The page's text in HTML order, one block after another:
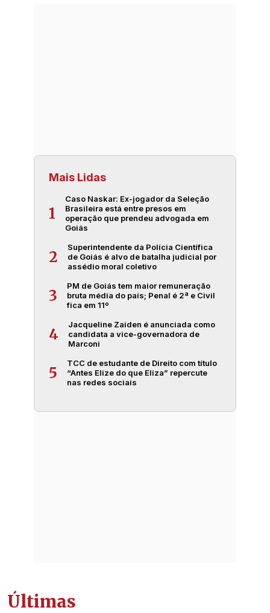
Mais Lidas
1
Caso Naskar: Ex-jogador da Seleção
Brasileira está entre presos em
operação que prendeu advogada em
Goiás
2
Superintendente da Polícia Científica
de Goiás é alvo de batalha judicial por
assédio moral coletivo
3
PM de Goiás tem maior remuneração
bruta média do país; Penal é 2ª e Civil
fica em 11º
4
Jacqueline Zaiden é anunciada como
candidata a vice-governadora de
Marconi
5
TCC de estudante de Direito com título
“Antes Elize do que Eliza” repercute
nas redes sociais
Últimas